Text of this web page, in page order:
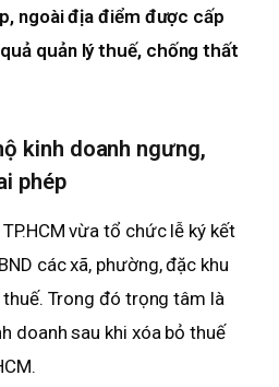
ngoài địa điểm được cấp
quản lý thuế, chống thất
kinh doanh ngưng,
phép
vừa tổ chức lễ ký kết
các xã, phường, đặc khu
Trong đó trọng tâm là
doanh sau khi xóa bỏ thuế